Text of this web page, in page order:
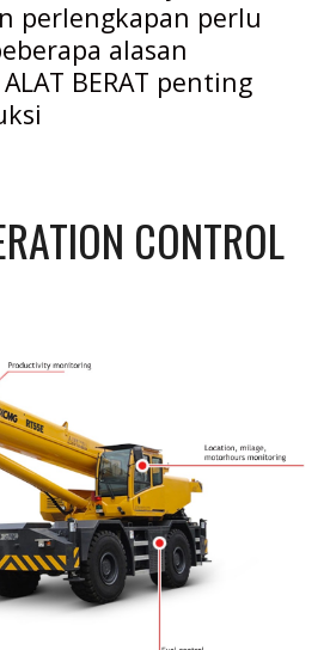
perlengkapan perlu
alasan
BERAT penting
CONTROL